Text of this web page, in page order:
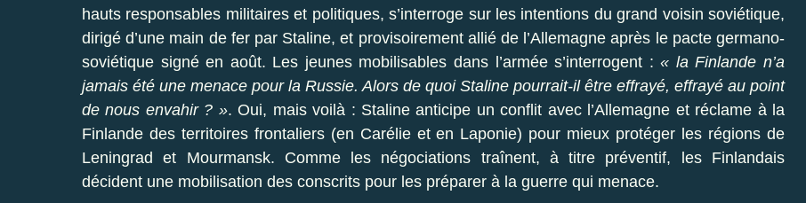
hauts responsables militaires et politiques, s’interroge sur les intentions du grand voisin soviétique,
dirigé d’une main de fer par Staline, et provisoirement allié de l’Allemagne après le pacte germano-
soviétique signé en août. Les jeunes mobilisables dans l’armée s’interrogent :« la Finlande n’a
jamais été une menace pour la Russie. Alors de quoi Staline pourrait-il être effrayé, effrayé au point
de nous envahir ? ». Oui, mais voilà : Staline anticipe un conflit avec l’Allemagne et réclame à la
Finlande des territoires frontaliers (en Carélie et en Laponie) pour mieux protéger les régions de
Leningrad et Mourmansk. Comme les négociations traînent, à titre préventif, les Finlandais
décident une mobilisation des conscrits pour les préparer à la guerre qui menace.